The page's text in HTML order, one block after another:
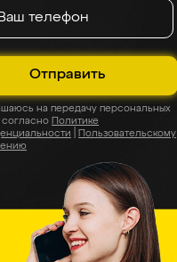
Отправить
на передачу персональных
согласно Политике
Пользовательскому